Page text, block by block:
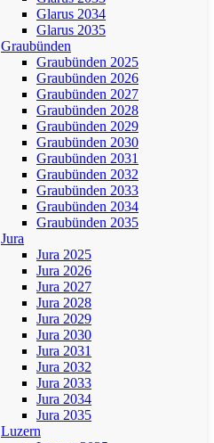
Glarus 2034
Glarus 2035
Graubünden
Graubünden 2025
Graubünden 2026
Graubünden 2027
Graubünden 2028
Graubünden 2029
Graubünden 2030
Graubünden 2031
Graubünden 2032
Graubünden 2033
Graubünden 2034
Graubünden 2035
Jura
Jura 2025
Jura 2026
Jura 2027
Jura 2028
Jura 2029
Jura 2030
Jura 2031
Jura 2032
Jura 2033
Jura 2034
Jura 2035
Luzern